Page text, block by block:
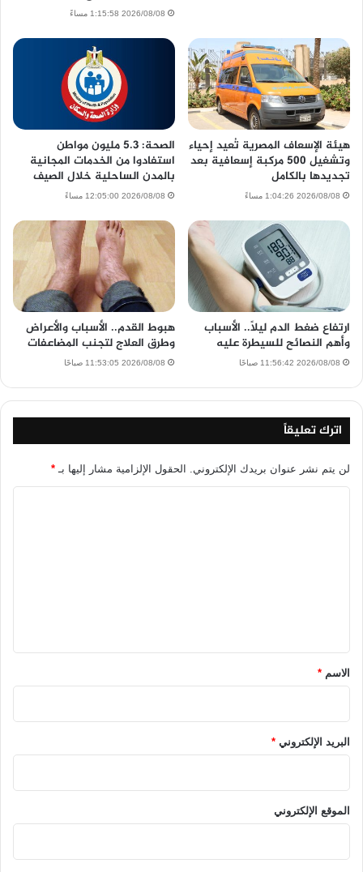
2026/08/08 1:15:58 مساءً
هيئة الإسعاف المصرية تُعيد إحياء
وتشغيل 500 مركبة إسعافية بعد
تجديدها بالكامل
2026/08/08 1:04:26 مساءً
الصحة: 5.3 مليون مواطن
استفادوا من الخدمات المجانية
بالمدن الساحلية خلال الصيف
2026/08/08 12:05:00 مساءً
ارتفاع ضغط الدم ليلًا.. الأسباب
وأهم النصائح للسيطرة عليه
2026/08/08 11:56:42 صباحًا
هبوط القدم.. الأسباب والأعراض
وطرق العلاج لتجنب المضاعفات
2026/08/08 11:53:05 صباحًا
اترك تعليقاً
لن يتم نشر عنوان بريدك الإلكتروني. الحقول الإلزامية مشار إليها بـ *
*الاسم *
البريد الإلكتروني *
الموقع الإلكتروني